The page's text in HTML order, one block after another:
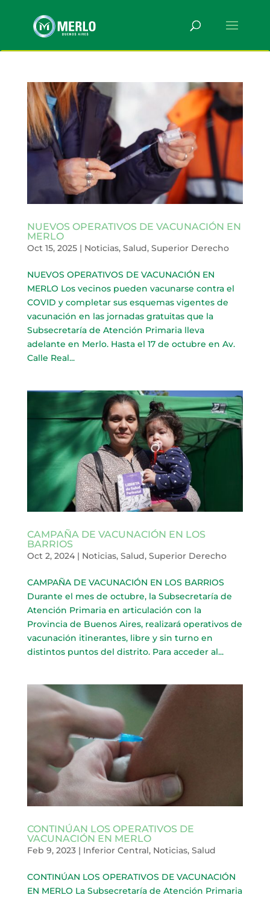
NUEVOS OPERATIVOS DE VACUNACIÓN EN
MERLO
Oct 15, 2025| Noticias, Salud, Superior Derecho
NUEVOS OPERATIVOS DE VACUNACIÓN EN
MERLO Los vecinos pueden vacunarse contra el
COVID y completar sus esquemas vigentes de
vacunación en las jornadas gratuitas que la
Subsecretaría de Atención Primaria lleva
adelante en Merlo. Hasta el 17 de octubre en Av.
Calle Real...
CAMPAÑA DE VACUNACIÓN EN LOS
BARRIOS
Oct 2, 2024| Noticias, Salud, Superior Derecho
CAMPAÑA DE VACUNACIÓN EN LOS BARRIOS
Durante el mes de octubre, la Subsecretaría de
Atención Primaria en articulación con la
Provincia de Buenos Aires, realizará operativos de
vacunación itinerantes, libre y sin turno en
distintos puntos del distrito. Para acceder al...
CONTINÚAN LOS OPERATIVOS DE
VACUNACIÓN EN MERLO
Feb 9, 2023| Inferior Central, Noticias, Salud
CONTINÚAN LOS OPERATIVOS DE VACUNACIÓN
EN MERLO La Subsecretaría de Atención Primaria